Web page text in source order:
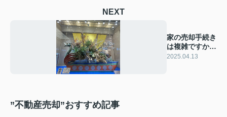
NEXT
家の売却手続き
は複雑ですか？
売却プロセスを
2025.04.13
”不動産売却”おすすめ記事